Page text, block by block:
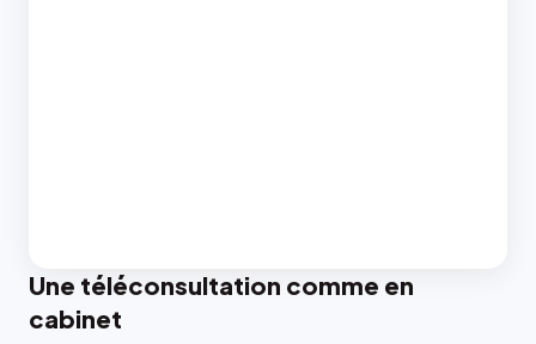
Une téléconsultation comme en
cabinet